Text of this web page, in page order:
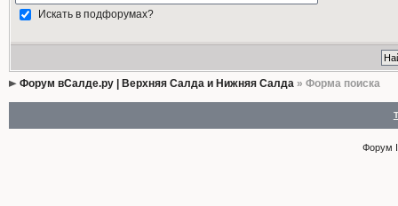
Искать в подфорумах?
Форум вСалде.ру | Верхняя Салда и Нижняя Салда» Форма поиска
Форум